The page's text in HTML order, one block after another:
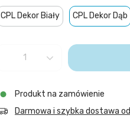
CPL Dekor Biały CPL Dekor Dąb
Produkt na zamówienie
Darmowa i szybka dostawa od